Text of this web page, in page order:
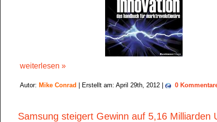
weiterlesen »
Autor: Mike Conrad | Erstellt am: April 29th, 2012 | 0
Samsung steigert Gewinn auf 5,16 Milliarden